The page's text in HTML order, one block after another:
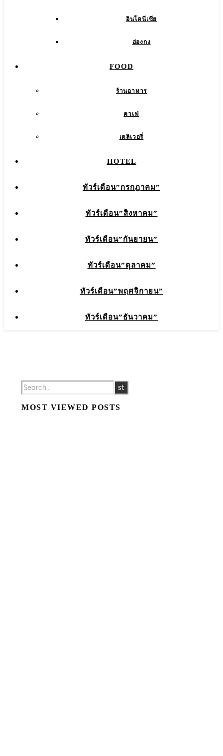
อินโดนีเซีย
ฮ่องกง
FOOD
ร้านอาหาร
คาเฟ่
เดลิเวอรี่
HOTEL
ทัวร์เดือน”กรกฎาคม”
ทัวร์เดือน”สิงหาคม”
ทัวร์เดือน”กันยายน”
ทัวร์เดือน”ตุลาคม”
ทัวร์เดือน”พฤศจิกายน”
ทัวร์เดือน”ธันวาคม”
MOST VIEWED POSTS